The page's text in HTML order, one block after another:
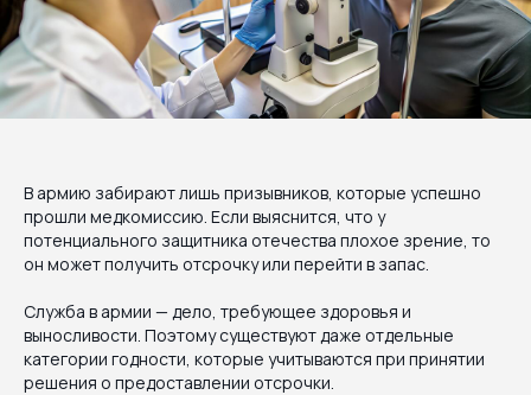
В армию забирают лишь призывников, которые успешно
прошли медкомиссию. Если выяснится, что у
потенциального защитника отечества плохое зрение, то
он может получить отсрочку или перейти в запас.
Служба в армии — дело, требующее здоровья и
выносливости. Поэтому существуют даже отдельные
категории годности, которые учитываются при принятии
решения о предоставлении отсрочки.